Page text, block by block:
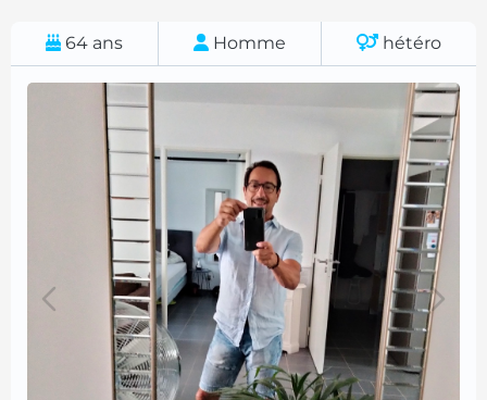
64 ans Homme hétéro